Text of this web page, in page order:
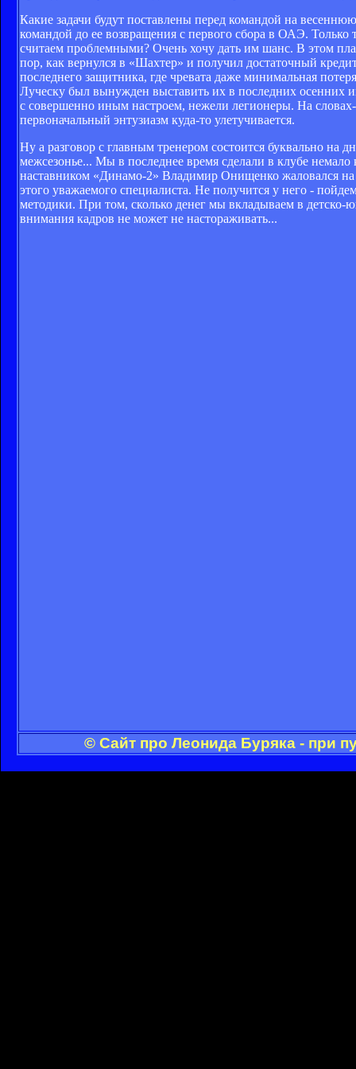
Какие задачи будут поставлены перед командой на
командой до ее возвращения с первого сбора в ОАЭ.
считаем проблемными? Очень хочу дать им шанс. В этом
пор, как вернулся в «Шахтер» и получил достаточный
последнего защитника, где чревата даже минимальная
Луческу был вынужден выставить их в последних осенних
с совершенно иным настроем, нежели легионеры. На
первоначальный энтузиазм куда-то улетучивается.
Ну а разговор с главным тренером состоится буквально на
межсезонье... Мы в последнее время сделали в клубе
наставником «Динамо-2» Владимир Онищенко жаловался
этого уважаемого специалиста. Не получится у него -
методики. При том, сколько денег мы вкладываем в
внимания кадров не может не настораживать...
© Сайт про Леонида Буряка - при